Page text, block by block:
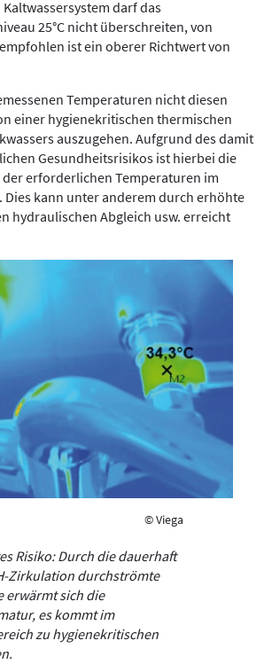
Kaltwassersystem darf das
25°C nicht überschreiten, von
ist ein oberer Richtwert von
Temperaturen nicht diesen
einer hygienekritischen thermischen
auszugehen. Aufgrund des damit
Gesundheitsrisikos ist hierbei die
erforderlichen Temperaturen im
Dies kann unter anderem durch erhöhte
hydraulischen Abgleich usw. erreicht
© Viega
Risiko: Durch die dauerhaft
Zirkulation durchströmte
erwärmt sich die
es kommt im
zu hygienekritischen